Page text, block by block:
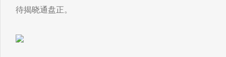
待揭晓通盘正。